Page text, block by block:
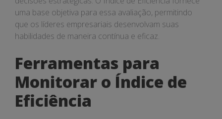
uma base objetiva para essa avaliação, permitindo
que os líderes empresariais desenvolvam suas
habilidades de maneira contínua e eficaz.
Ferramentas para
Monitorar o Índice de
Eficiência